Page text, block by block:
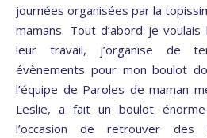
journées organisées par la
mamans. Tout d’abord je
leur travail, j’organise de
évènements pour mon boulot
l’équipe de Paroles de maman
Leslie, a fait un boulot
l’occasion de retrouver des